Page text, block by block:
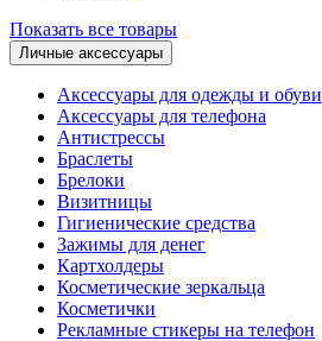
Показать все товары
Личные аксессуары
Аксессуары для одежды и обуви
Аксессуары для телефона
Антистрессы
Браслеты
Брелоки
Визитницы
Гигиенические средства
Зажимы для денег
Картхолдеры
Косметические зеркальца
Косметички
Рекламные стикеры на телефон